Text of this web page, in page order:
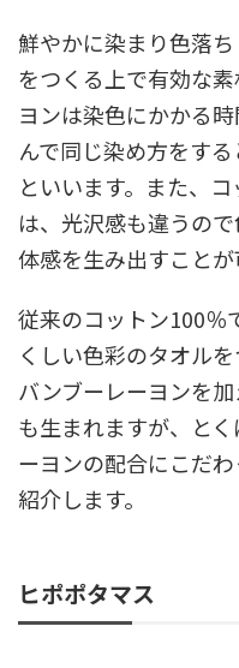
鮮やかに染まり色落
をつくる上で有効な
ヨンは染色にかかる
んで同じ染め方をす
といいます。また、
は、光沢感も違うの
体感を生み出すことが
従来のコットン100％
くしい色彩のタオル
バンブーレーヨンを
も生まれますが、と
ーヨンの配合にこだ
紹介します。
ヒポポタマス